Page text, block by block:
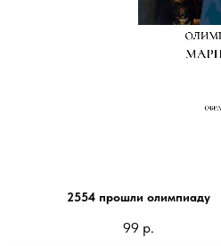
2554 прошли олимпиаду
99 р.